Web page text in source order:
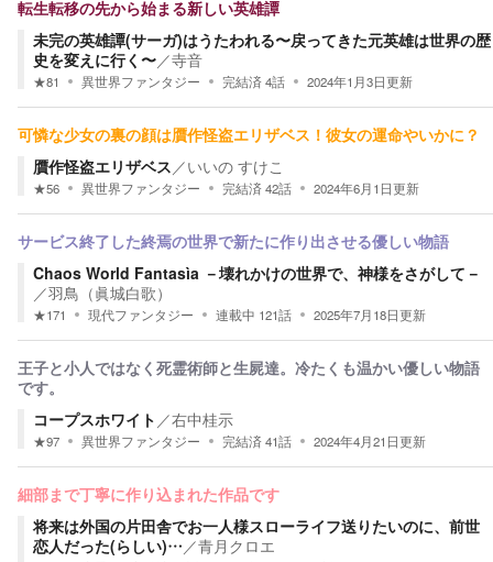
転生転移の先から始まる新しい英雄譚
未完の英雄譚(サーガ)はうたわれる〜戻ってきた元英雄は世界の歴
史を変えに行く〜／寺音
★81 異世界ファンタジー 完結済4話 2024年1月3日更新
可憐な少女の裏の顔は贋作怪盗エリザベス！彼女の運命やいかに？
贋作怪盗エリザベス／いいの すけこ
★56 異世界ファンタジー 完結済42話 2024年6月1日更新
サービス終了した終焉の世界で新たに作り出させる優しい物語
Chaos World Fantasìa －壊れかけの世界で、神様をさがして－
／羽鳥（眞城白歌）
★171 現代ファンタジー 連載中 121話 2025年7月18日更新
王子と小人ではなく死霊術師と生屍達。冷たくも温かい優しい物語
です。
コープスホワイト ／右中桂示
★97 異世界ファンタジー 完結済41話 2024年4月21日更新
細部まで丁寧に作り込まれた作品です
将来は外国の片田舎でお一人様スローライフ送りたいのに、前世
恋人だった(らしい)…／青月クロエ